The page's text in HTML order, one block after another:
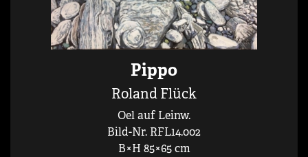
Pippo
Roland Flück
Oel auf Leinw.
Bild-Nr. RFL14.002
B×H 85×65 cm